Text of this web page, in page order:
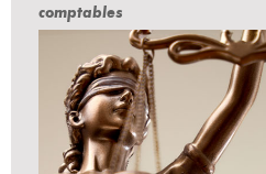
comptables